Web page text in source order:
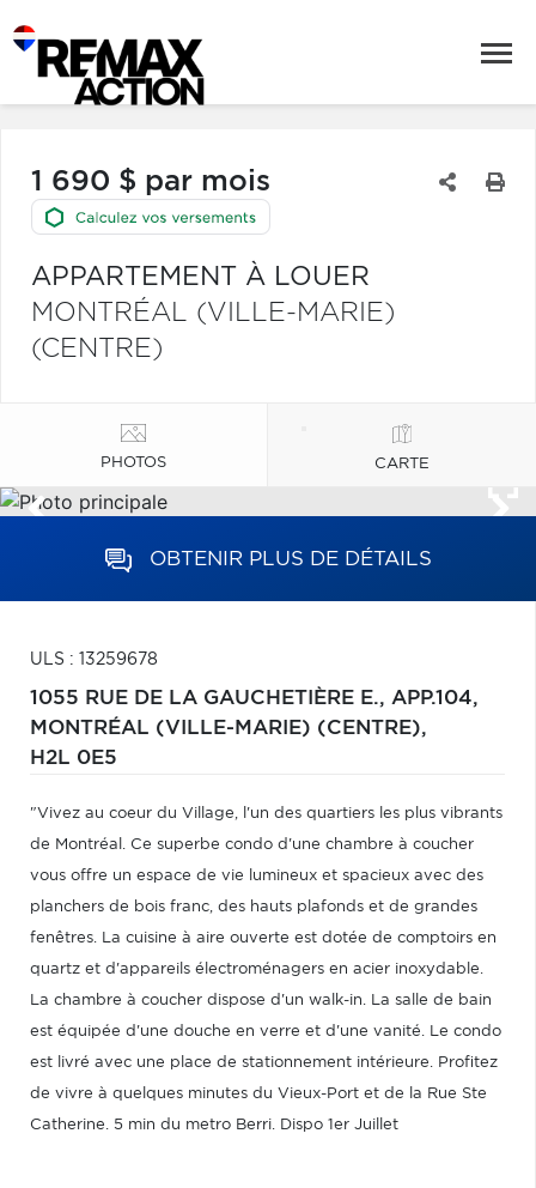
1 690 $ par mois
APPARTEMENT À LOUER
MONTRÉAL (VILLE-MARIE)
(CENTRE)
PHOTOS CARTE
OBTENIR PLUS DE DÉTAILS
ULS : 13259678
1055 RUE DE LA GAUCHETIÈRE E., APP.104,
MONTRÉAL (VILLE-MARIE) (CENTRE),
H2L 0E5
"Vivez au coeur du Village, l'un des quartiers les plus vibrants
de Montréal. Ce superbe condo d'une chambre à coucher
vous offre un espace de vie lumineux et spacieux avec des
planchers de bois franc, des hauts plafonds et de grandes
fenêtres. La cuisine à aire ouverte est dotée de comptoirs en
quartz et d'appareils électroménagers en acier inoxydable.
La chambre à coucher dispose d'un walk-in. La salle de bain
est équipée d'une douche en verre et d'une vanité. Le condo
est livré avec une place de stationnement intérieure. Profitez
de vivre à quelques minutes du Vieux-Port et de la Rue Ste
Catherine. 5 min du metro Berri. Dispo 1er Juillet